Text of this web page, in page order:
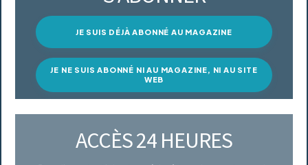
JE SUIS DÉJÀ ABONNÉ AU MAGAZINE
JE NE SUIS ABONNÉ NI AU MAGAZINE, NI AU SITE
WEB
ACCÈS 24 HEURES